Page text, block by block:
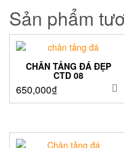
Sản phẩm
CHÂN TẢNG ĐÁ ĐẸP
CTD 08
650,000₫